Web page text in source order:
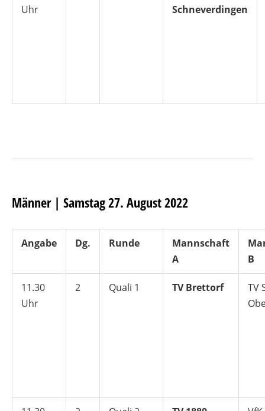
Uhr Schneverdingen
Männer | Samstag 27. August 2022
Angabe Dg. Runde
Mannschaft
A
B
11.30
Uhr
2 Quali 1 TV Brettorf
TV